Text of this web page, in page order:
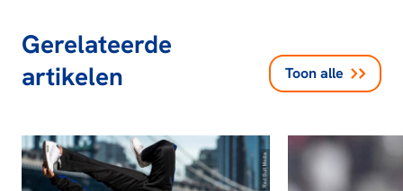
Gerelateerde
artikelen
Toon alle